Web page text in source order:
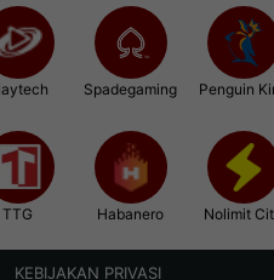
TTG
Spadegaming
Habanero
Penguin
Nolimit
KEBIJAKAN PRIVASI